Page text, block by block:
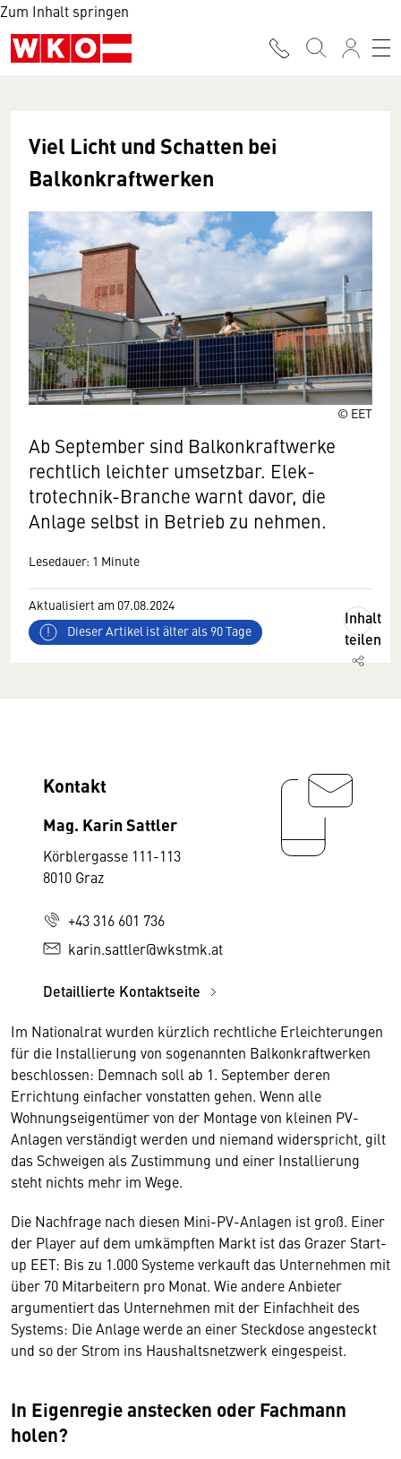
Zum Inhalt springen
© EET
Viel Licht und Schatten bei
Balkonkraftwerken
Ab September sind Balkonkraftwerke
rechtlich leichter umsetzbar. Elek­
trotechnik-Branche warnt davor, die
Anlage selbst in Betrieb zu nehmen.
Lesedauer: 1 Minute
Aktualisiert am 07.08.2024
Dieser Artikel ist älter als 90 Tage
Inhalt
teilen
Kontakt
Mag. Karin Sattler
Körblergasse 111-113
8010 Graz
+43 316 601 736
karin.sattler@wkstmk.at
Detaillierte Kontaktseite
Im Nationalrat wurden kürzlich rechtliche Erleichterungen
für die Installierung von sogenannten Balkonkraftwerken
beschlossen: Demnach soll ab 1. September deren
Errichtung einfacher vonstatten gehen. Wenn alle
Wohnungseigentümer von der Montage von kleinen PV-
Anlagen verständigt werden und niemand widerspricht, gilt
das Schweigen als Zustimmung und einer Installierung
steht nichts mehr im Wege.
Die Nachfrage nach diesen Mini-PV-Anlagen ist groß. Einer
der Player auf dem umkämpften Markt ist das Grazer Start-
up EET: Bis zu 1.000 Systeme verkauft das Unternehmen mit
über 70 Mitarbeitern pro Monat. Wie andere Anbieter
argumentiert das Unternehmen mit der Einfachheit des
Systems: Die Anlage werde an einer Steckdose angesteckt
und so der Strom ins Haushaltsnetzwerk eingespeist.
In Eigenregie anstecken oder Fachmann
holen?